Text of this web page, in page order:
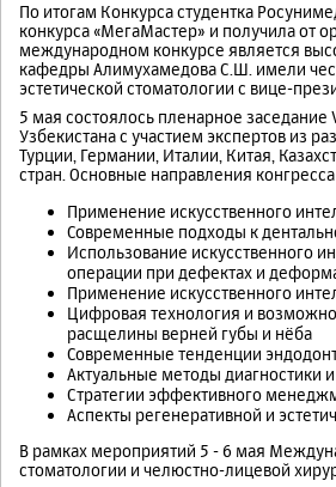
По итогам Конкурса студентка
конкурса «МегаМастер» и получила от
международном конкурсе является
кафедры Алимухамедова С.Ш. имели
эстетической стоматологии с вице-
5 мая состоялось пленарное
Узбекистана с участием экспертов из
Турции, Германии, Италии, Китая,
стран. Основные направления
Применение искусственного
Современные подходы к
Использование искусственного
операции при дефектах и
Применение искусственного
Цифровая технология и
расщелины верней губы и нёба
Современные тенденции
Актуальные методы диагностики
Стратегии эффективного
Аспекты регенеративной и
В рамках мероприятий 5 - 6 мая
стоматологии и челюстно-лицевой